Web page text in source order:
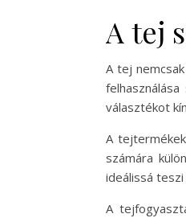
A tej
A tej
választékot
A
számára
ideálissá
A